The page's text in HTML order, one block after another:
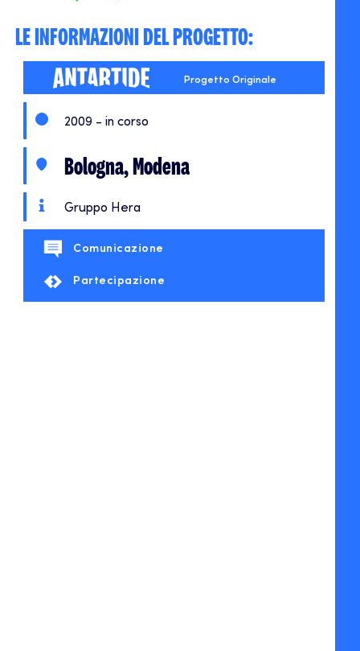
LE INFORMAZIONI DEL PROGETTO:
Progetto Originale
2009 - in corso
Bologna, Modena
Gruppo Hera
Comunicazione
Partecipazione